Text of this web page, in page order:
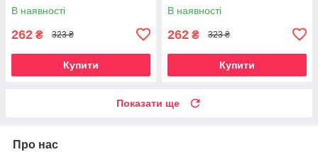
В наявності
262 ₴ 323 ₴
Купити
В наявності
262 ₴ 323 ₴
Купити
Показати ще
Про нас